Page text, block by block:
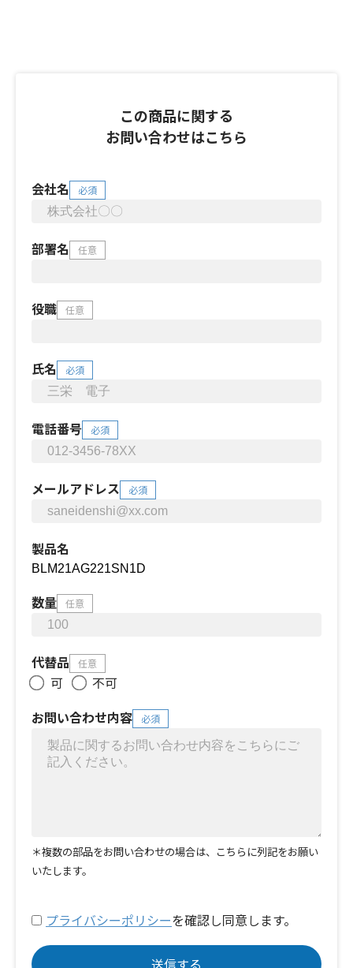
この商品に関する
お問い合わせはこちら
会社名 必須
部署名 任意
役職 任意
氏名 必須
電話番号 必須
メールアドレス 必須
製品名
数量 任意
代替品 任意
可
不可
お問い合わせ内容
必須
＊複数の部品をお問い合わせの場合は、こちらに列記をお願い
いたします。
プライバシーポリシーを確認し同意します。